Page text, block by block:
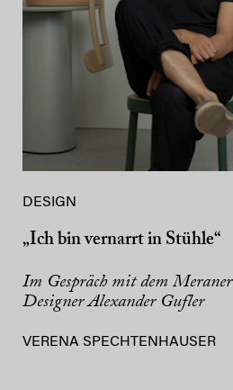
DESIGN
„Ich bin vernarrt in Stühle“
Im Gespräch mit dem Meraner
Designer Alexander Gufler
VERENA SPECHTENHAUSER